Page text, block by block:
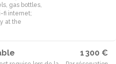
gas bottles,
fi internet;
at the
1 300 €